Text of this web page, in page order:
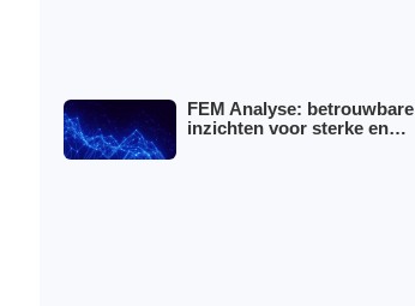
FEM Analyse: betrouwbare
inzichten voor sterke en…